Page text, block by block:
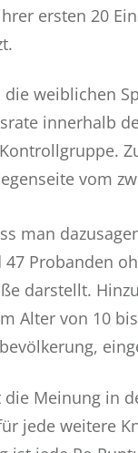
ersten 20
die weiblichen
innerhalb
vom
man
47 Probanden
darstellt.
Alter von 10
Meinung in
jede weitere